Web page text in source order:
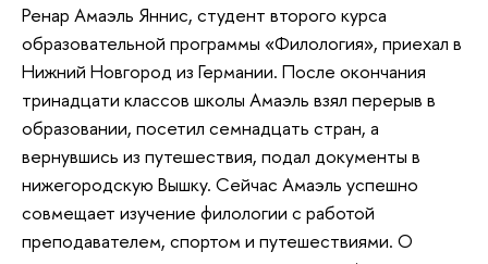
Ренар Амаэль Яннис, студент второго курса
образовательной программы «Филология», приехал в
Нижний Новгород из Германии. После окончания
тринадцати классов школы Амаэль взял перерыв в
образовании, посетил семнадцать стран, а
вернувшись из путешествия, подал документы в
нижегородскую Вышку. Сейчас Амаэль успешно
совмещает изучение филологии с работой
преподавателем, спортом и путешествиями. О